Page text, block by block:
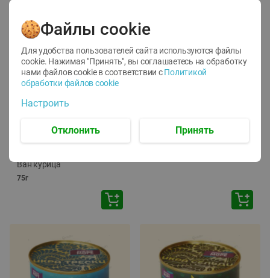
12
1.05 руб./
руб./шт
Корм влаж. для кош. с
Ван курица
75г
ТОФУ Vegetus ТВЕРДЫЙ
Файлы cookie
Для удобства пользователей сайта используются файлы
cookie. Нажимая "Принять", вы соглашаетесь на обработку
нами файлов cookie в соответствии с Политикой
обработки файлов cookie
Настроить
Отклонить Принять